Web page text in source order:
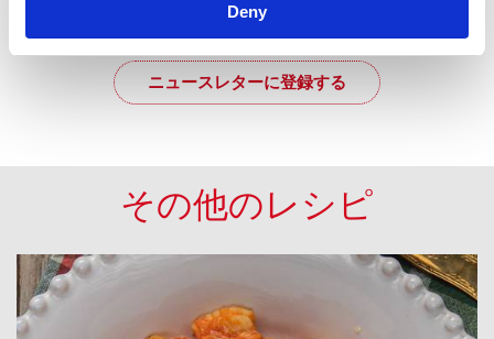
Deny
ニュースレターに登録する
その他のレシピ